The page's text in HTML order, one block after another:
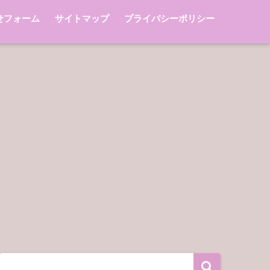
フォーム サイトマップ プライバシーポリシー